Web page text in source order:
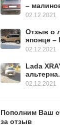
–
02.12.2021
Отзыв о
японце –
02.12.2021
Lada
02.12.2021
Пополним Ваш
за отзыв